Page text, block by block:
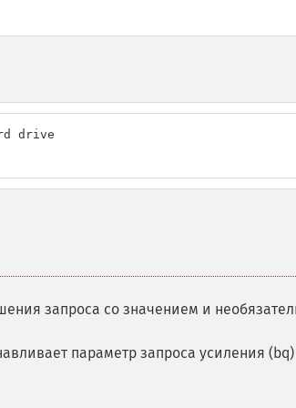
drive
запроса со значением и
параметр запроса усиления (bq)